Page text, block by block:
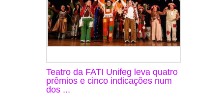
Teatro da FATI Unifeg leva quatro
prêmios e cinco indicações num
dos ...